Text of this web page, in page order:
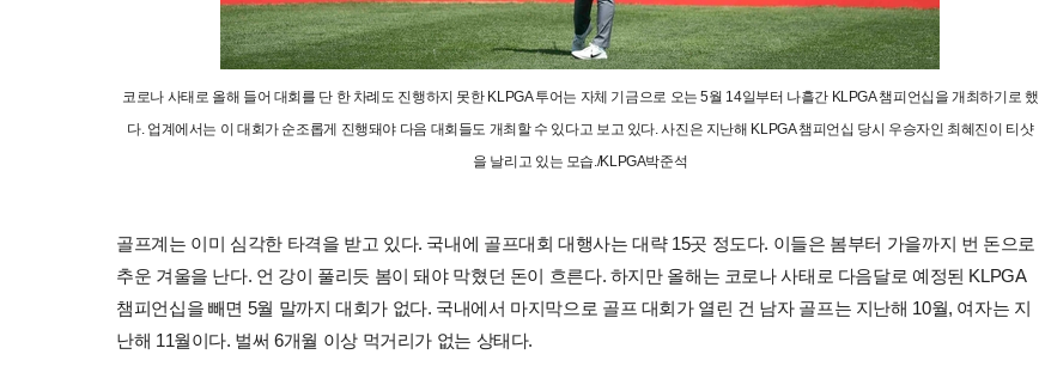
코로나 사태로 올해 들어 대회를 단 한 차례도 진행하지 못한 KLPGA 투어는 자체 기금으로 오는 5월 14일부터 나흘간 KLPGA 챔피언십을 개최하기로 했
다. 업계에서는 이 대회가 순조롭게 진행돼야 다음 대회들도 개최할 수 있다고 보고 있다. 사진은 지난해 KLPGA 챔피언십 당시 우승자인 최혜진이 티샷
을 날리고 있는 모습./KLPGA박준석
골프계는 이미 심각한 타격을 받고 있다. 국내에 골프대회 대행사는 대략 15곳 정도다. 이들은 봄부터 가을까지 번 돈으로
추운 겨울을 난다. 언 강이 풀리듯 봄이 돼야 막혔던 돈이 흐른다. 하지만 올해는 코로나 사태로 다음달로 예정된 KLPGA
챔피언십을 빼면 5월 말까지 대회가 없다. 국내에서 마지막으로 골프 대회가 열린 건 남자 골프는 지난해 10월, 여자는 지
난해 11월이다. 벌써 6개월 이상 먹거리가 없는 상태다.